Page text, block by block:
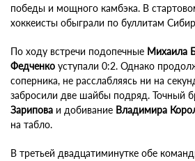
победы и мощного камбэка. В
хоккеисты обыграли по буллитам
По ходу встречи подопечные Михаила
Федченко уступали 0:2. Однако
соперника, не расслабляясь ни на
забросили две шайбы подряд. Точный
Зарипова и добивание Владимира
на табло.
В третьей двадцатиминутке обе